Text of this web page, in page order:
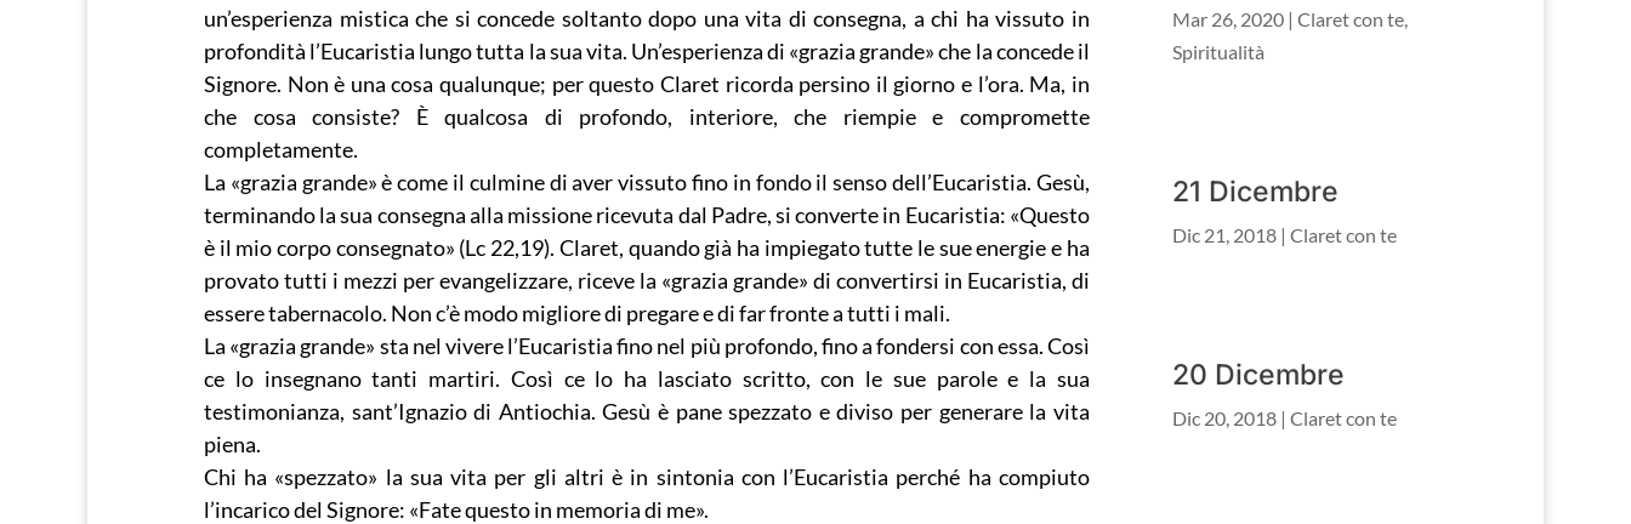
un’esperienza mistica che si concede soltanto dopo una vita di consegna, a chi ha vissuto in
profondità l’Eucaristia lungo tutta la sua vita. Un’esperienza di «grazia grande» che la concede il
Signore. Non è una cosa qualunque; per questo Claret ricorda persino il giorno e l’ora. Ma, in
che cosa consiste? È qualcosa di profondo, interiore, che riempie e compromette
completamente.
La «grazia grande» è come il culmine di aver vissuto fino in fondo il senso dell’Eucaristia. Gesù,
terminando la sua consegna alla missione ricevuta dal Padre, si converte in Eucaristia: «Questo
è il mio corpo consegnato» (Lc 22,19). Claret, quando già ha impiegato tutte le sue energie e ha
provato tutti i mezzi per evangelizzare, riceve la «grazia grande» di convertirsi in Eucaristia, di
essere tabernacolo. Non c’è modo migliore di pregare e di far fronte a tutti i mali.
La «grazia grande» sta nel vivere l’Eucaristia fino nel più profondo, fino a fondersi con essa. Così
ce lo insegnano tanti martiri. Così ce lo ha lasciato scritto, con le sue parole e la sua
testimonianza, sant’Ignazio di Antiochia. Gesù è pane spezzato e diviso per generare la vita
piena.
Chi ha «spezzato» la sua vita per gli altri è in sintonia con l’Eucaristia perché ha compiuto
l’incarico del Signore: «Fate questo in memoria di me».
Mar 26, 2020 |Claret con te,
Spiritualità
21 Dicembre
Dic 21, 2018 |Claret con te
20 Dicembre
Dic 20, 2018 |Claret con te